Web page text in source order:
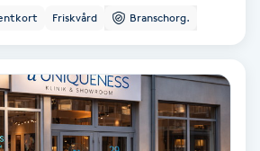
Friskvård Branschorg.